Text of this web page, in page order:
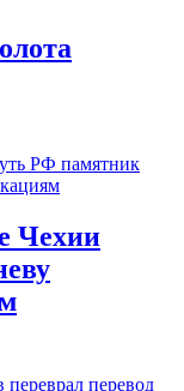
Чехии